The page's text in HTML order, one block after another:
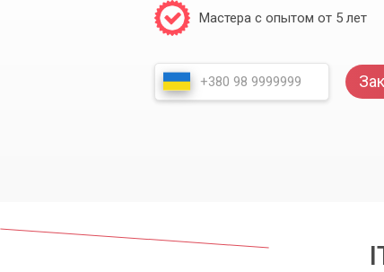
Мастера с опытом от 5 лет